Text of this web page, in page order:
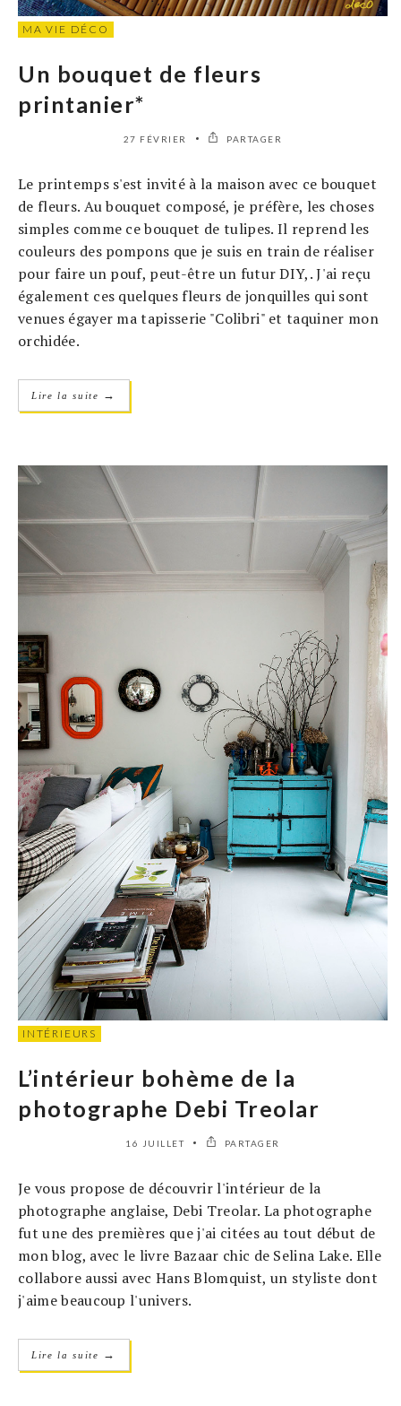
MA VIE DÉCO
Un bouquet de fleurs
printanier*
27 FÉVRIER PARTAGER
Le printemps s'est invité à la maison avec ce bouquet
de fleurs. Au bouquet composé, je préfère, les choses
simples comme ce bouquet de tulipes. Il reprend les
couleurs des pompons que je suis en train de réaliser
pour faire un pouf, peut-être un futur DIY,. J'ai reçu
également ces quelques fleurs de jonquilles qui sont
venues égayer ma tapisserie "Colibri" et taquiner mon
orchidée.
Lire la suite →
INTÉRIEURS
L’intérieur bohème de la
photographe Debi Treolar
16 JUILLET PARTAGER
Je vous propose de découvrir l'intérieur de la
photographe anglaise, Debi Treolar. La photographe
fut une des premières que j'ai citées au tout début de
mon blog, avec le livre Bazaar chic de Selina Lake. Elle
collabore aussi avec Hans Blomquist, un styliste dont
j'aime beaucoup l'univers.
Lire la suite →